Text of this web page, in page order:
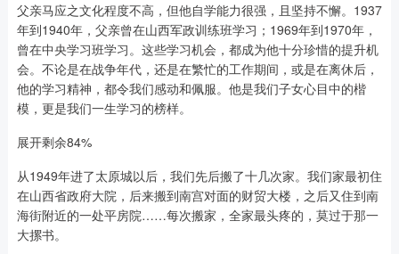
父亲马应之文化程度不高，但他自学能力很强，且坚持不懈。1937
年到1940年，父亲曾在山西军政训练班学习；1969年到1970年，
曾在中央学习班学习。这些学习机会，都成为他十分珍惜的提升机
会。不论是在战争年代，还是在繁忙的工作期间，或是在离休后，
他的学习精神，都令我们感动和佩服。他是我们子女心目中的楷
模，更是我们一生学习的榜样。
展开剩余84%
从1949年进了太原城以后，我们先后搬了十几次家。我们家最初住
在山西省政府大院，后来搬到南宫对面的财贸大楼，之后又住到南
海街附近的一处平房院……每次搬家，全家最头疼的，莫过于那一
大摞书。